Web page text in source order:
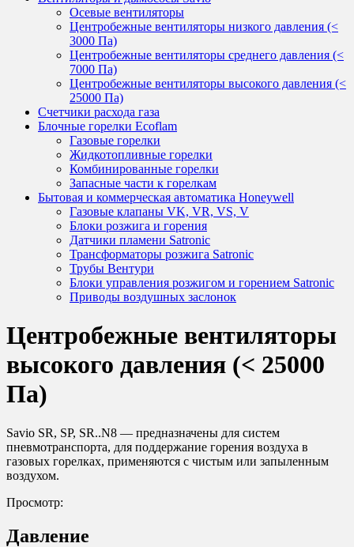
Осевые вентиляторы
Центробежные вентиляторы низкого давления (<
3000 Па)
Центробежные вентиляторы среднего давления (<
7000 Па)
Центробежные вентиляторы высокого давления (<
25000 Па)
Счетчики расхода газа
Блочные горелки Ecoflam
Газовые горелки
Жидкотопливные горелки
Комбинированные горелки
Запасные части к горелкам
Бытовая и коммерческая автоматика Honeywell
Газовые клапаны VK, VR, VS, V
Блоки розжига и горения
Датчики пламени Satronic
Трансформаторы розжига Satronic
Трубы Вентури
Блоки управления розжигом и горением Satronic
Приводы воздушных заслонок
Центробежные вентиляторы
высокого давления (< 25000
Па)
Savio SR, SP, SR..N8 — предназначены для систем
пневмотранспорта, для поддержание горения воздуха в
газовых горелках, применяются с чистым или запыленным
воздухом.
Просмотр:
Давление